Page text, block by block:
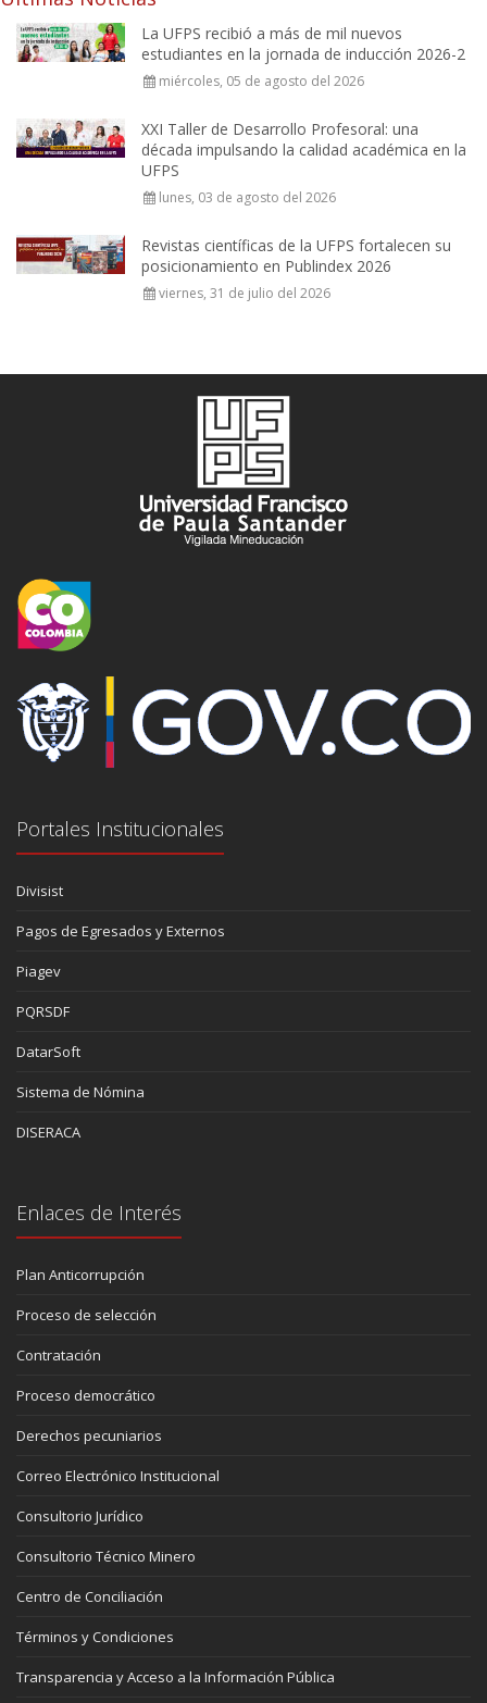
La UFPS recibió a más de mil nuevos
estudiantes en la jornada de inducción 2026-2
miércoles, 05 de agosto del 2026
XXI Taller de Desarrollo Profesoral: una
década impulsando la calidad académica en la
UFPS
lunes, 03 de agosto del 2026
Revistas científicas de la UFPS fortalecen su
posicionamiento en Publindex 2026
viernes, 31 de julio del 2026
Portales Institucionales
Divisist
Pagos de Egresados y Externos
Piagev
PQRSDF
DatarSoft
Sistema de Nómina
DISERACA
Enlaces de Interés
Plan Anticorrupción
Proceso de selección
Contratación
Proceso democrático
Derechos pecuniarios
Correo Electrónico Institucional
Consultorio Jurídico
Consultorio Técnico Minero
Centro de Conciliación
Términos y Condiciones
Transparencia y Acceso a la Información Pública